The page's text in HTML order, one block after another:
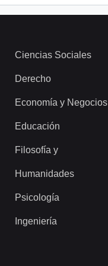
Ciencias Sociales
Derecho
Economía y Negocios
Educación
Filosofía y
Humanidades
Psicología
Ingeniería